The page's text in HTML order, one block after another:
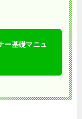
ー基礎マニュ